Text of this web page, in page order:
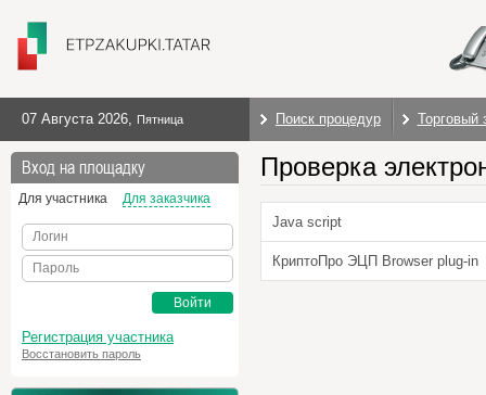
07 Августа 2026, Пятница Поиск процедур Торговый
Вход на площадку
Для участника Для заказчика
Логин
Пароль
Войти
Регистрация участника
Восстановить пароль
Проверка
Java script
КриптоПро ЭЦП Browser plug-in